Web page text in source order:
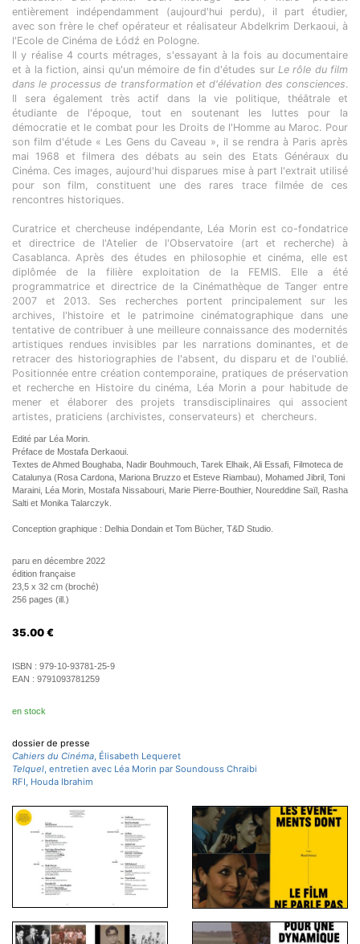
entièrement indépendamment (aujourd'hui perdu), il part étudier,
avec son frère le chef opérateur et réalisateur Abdelkrim Derkaoui, à
l'Ecole de Cinéma de Łódź en Pologne.
Il y réalise 4 courts métrages, s'essayant à la fois au documentaire
et à la fiction, ainsi qu'un mémoire de fin d'études sur Le rôle du film
dans le processus de transformation et d'élévation des consciences.
Il sera également très actif dans la vie politique, théâtrale et
étudiante de l'époque, tout en soutenant les luttes pour la
démocratie et le combat pour les Droits de l'Homme au Maroc. Pour
son film d'étude « Les Gens du Caveau », il se rendra à Paris après
mai 1968 et filmera des débats au sein des Etats Généraux du
Cinéma. Ces images, aujourd'hui disparues mise à part l'extrait utilisé
pour son film, constituent une des rares trace filmée de ces
rencontres historiques.
Curatrice et chercheuse indépendante, Léa Morin est co-fondatrice
et directrice de l'Atelier de l'Observatoire (art et recherche) à
Casablanca. Après des études en philosophie et cinéma, elle est
diplômée de la filière exploitation de la FEMIS. Elle a été
programmatrice et directrice de la Cinémathèque de Tanger entre
2007 et 2013. Ses recherches portent principalement sur les
archives, l'histoire et le patrimoine cinématographique dans une
tentative de contribuer à une meilleure connaissance des modernités
artistiques rendues invisibles par les narrations dominantes, et de
retracer des historiographies de l'absent, du disparu et de l'oublié.
Positionnée entre création contemporaine, pratiques de préservation
et recherche en Histoire du cinéma, Léa Morin a pour habitude de
mener et élaborer des projets transdisciplinaires qui associent
artistes, praticiens (archivistes, conservateurs) et chercheurs.
Edité par Léa Morin.
Préface de Mostafa Derkaoui.
Textes de Ahmed Boughaba, Nadir Bouhmouch, Tarek Elhaik, Ali Essafi, Filmoteca de
Catalunya (Rosa Cardona, Mariona Bruzzo et Esteve Riambau), Mohamed Jibril, Toni
Maraini, Léa Morin, Mostafa Nissabouri, Marie Pierre-Bouthier, Noureddine Saïl, Rasha
Salti et Monika Talarczyk.
Conception graphique : Delhia Dondain et Tom Bücher, T&D Studio.
paru en décembre 2022
édition française
23,5 x 32 cm (broché)
256 pages (ill.)
35.00 €
ISBN : 979-10-93781-25-9
EAN : 9791093781259
en stock
dossier de presse
Cahiers du Cinéma, Élisabeth Lequeret
Telquel, entretien avec Léa Morin par Soundouss Chraibi
RFI, Houda Ibrahim